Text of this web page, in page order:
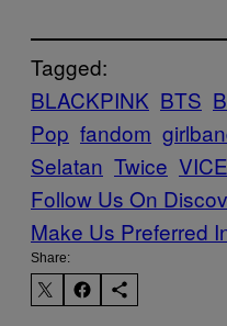
Tagged:
BLACKPINK BTS
Pop fandom
Selatan Twice
Follow Us On
Make Us Preferred
Share: